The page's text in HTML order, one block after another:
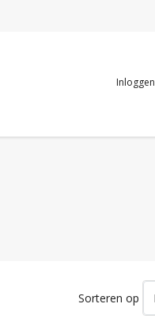
Inloggen
Sorteren op